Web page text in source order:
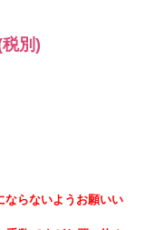
税別)
らないようお願いい